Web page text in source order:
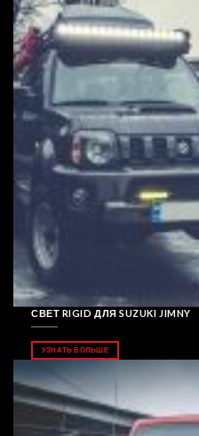
СВЕТ RIGID ДЛЯ SUZUKI JIMNY
УЗНАТЬ БОЛЬШЕ